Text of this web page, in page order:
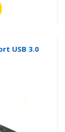
USB 3.0